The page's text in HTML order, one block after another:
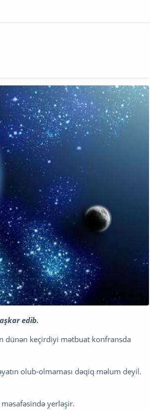
edib.
dünən keçirdiyi mətbuat konfransda
olub-olmaması dəqiq məlum deyil.
yerləşir.